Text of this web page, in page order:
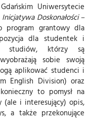
Uniwersytecie
Inicjatywa Doskonałości –
program grantowy dla
dla studentek i
studiów, którzy są
sobie swoją
aplikować studenci i
English Division) oraz
to pomysł na
(ale i interesujący) opis,
a także przekonujące